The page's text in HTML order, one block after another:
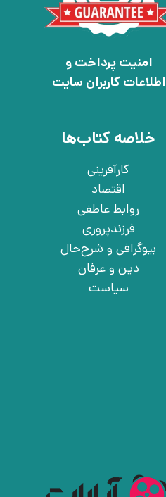
امنیت پرداخت و
اطلاعات کاربران سایت
خلاصه کتاب‌ها
کارآفرینی
اقتصاد
روابط عاطفی
فرزندپروری
بیوگرافی و شرح‌حال
دین و عرفان
سیاست